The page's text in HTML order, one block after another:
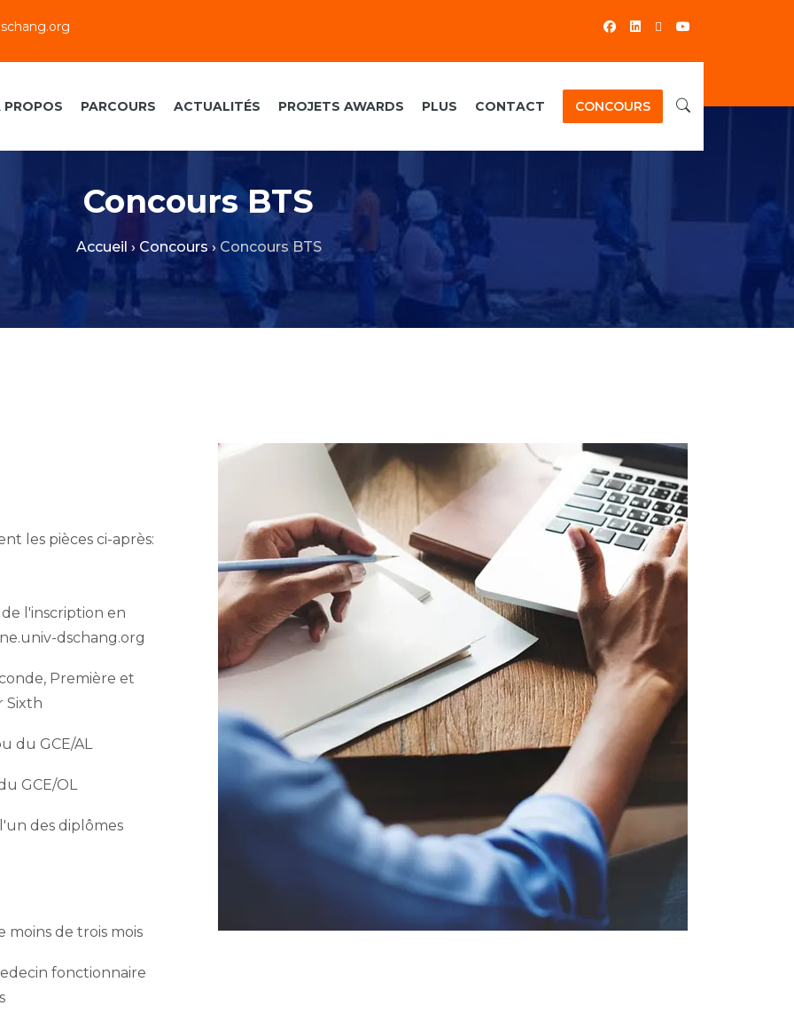
PROPOS PARCOURS ACTUALITÉS PROJETS AWARDS PLUS CONTACT CONCOURS
Concours BTS
Accueil › Concours› Concours BTS
les pièces ci-après:
l'inscription en
dschang.org
Première et
Sixth
du GCE/AL
GCE/OL
des diplômes
moins de trois mois
fonctionnaire